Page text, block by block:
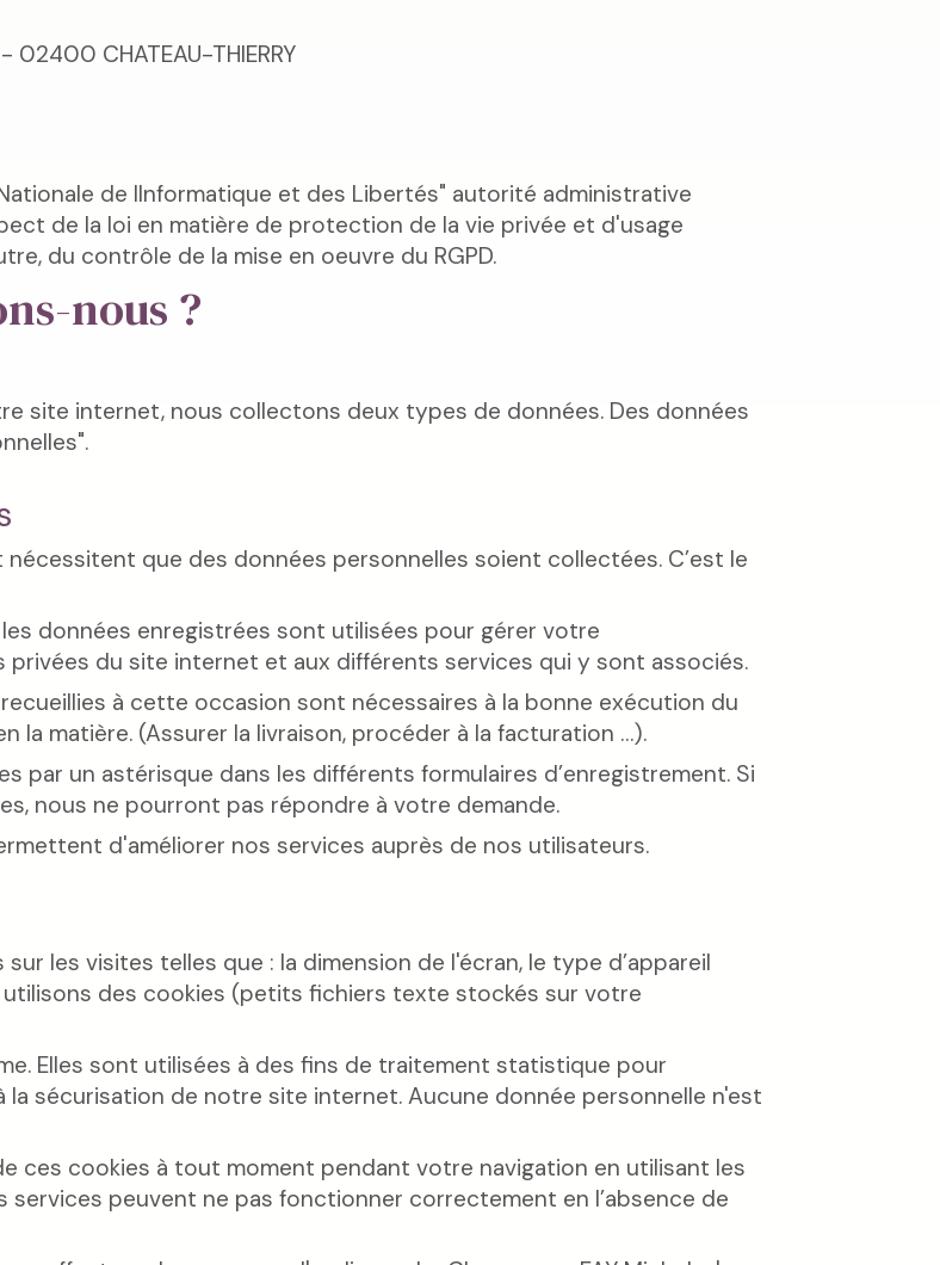
CHATEAU-THIERRY
de lInformatique et des Libertés" autorité administrative
de la loi en matière de protection de la vie privée et d'usage
du contrôle de la mise en oeuvre du RGPD.
nous ?
site internet, nous collectons deux types de données. Des données
que des données personnelles soient collectées. C’est le
les données enregistrées sont utilisées pour gérer votre
du site internet et aux différents services qui y sont associés.
à cette occasion sont nécessaires à la bonne exécution du
matière. (Assurer la livraison, procéder à la facturation …).
par un astérisque dans les différents formulaires d’enregistrement. Si
nous ne pourront pas répondre à votre demande.
d'améliorer nos services auprès de nos utilisateurs.
les visites telles que : la dimension de l'écran, le type d’appareil
utilisons des cookies (petits fichiers texte stockés sur votre
Elles sont utilisées à des fins de traitement statistique pour
la sécurisation de notre site internet. Aucune donnée personnelle n'est
ces cookies à tout moment pendant votre navigation en utilisant les
peuvent ne pas fonctionner correctement en l’absence de